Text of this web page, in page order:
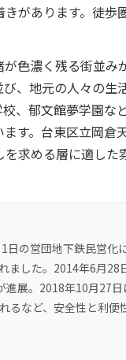
があります。徒歩
色濃く残る街並み
、地元の人々の生
、郁文館夢学園な
す。台東区立岡倉
求める層に適した
日の営団地下鉄民営化
ました。2014年6月28
進展。2018年10月27日
るなど、安全性と利便